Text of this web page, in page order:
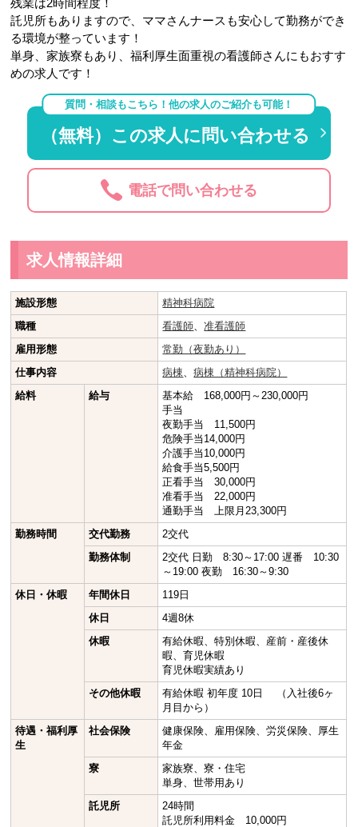
残業は2時間程度！
託児所もありますので、ママさんナースも安心して勤務ができ
る環境が整っています！
単身、家族寮もあり、福利厚生面重視の看護師さんにもおすす
めの求人です！
質問・相談もこちら！他の求人のご紹介も可能！
（無料）この求人に問い合わせる
電話で問い合わせる
求人情報詳細
施設形態
精神科病院
職種
看護師 、准看護師
雇用形態
常勤（夜勤あり）
仕事内容
病棟 、病棟（精神科病院）
給料
給与
基本給 168,000円～230,000円
手当
夜勤手当 11,500円
危険手当14,000円
介護手当10,000円
給食手当5,500円
正看手当 30,000円
准看手当 22,000円
通勤手当 上限月23,300円
勤務時間
交代勤務
2交代
勤務体制
2交代 日勤 8:30～17:00 遅番 10:30
～19:00 夜勤 16:30～9:30
休日・休暇
年間休日
119日
休日
4週8休
休暇
有給休暇、特別休暇、産前・産後休
暇、育児休暇
育児休暇実績あり
その他休暇
有給休暇 初年度 10日 （入社後6ヶ
月目から）
待遇・福利厚
生
社会保険
健康保険、雇用保険、労災保険、厚生
年金
寮
家族寮、寮・住宅
単身、世帯用あり
託児所
24時間
託児所利用料金 10,000円